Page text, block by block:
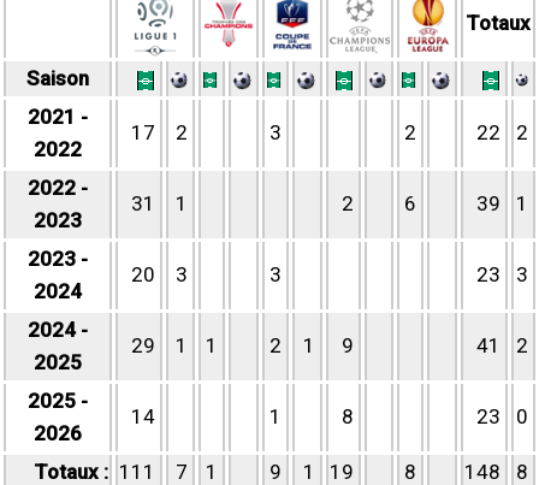
Totaux
Saison
2021 -
2022
17 2 3 2 22 2
2022 -
2023
31 1 2 6 39 1
2023 -
2024
20 3 3 23 3
2024 -
2025
29 1 1 2 1 9 41 2
2025 -
2026
14 1 8 23 0
Totaux : 111 7 1 9 1 19 8 148 8